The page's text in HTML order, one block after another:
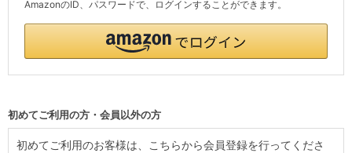
AmazonのID、パスワードで、ログインすることができます。
初めてご利用の方・会員以外の方
初めてご利用のお客様は、こちらから会員登録を行ってくださ